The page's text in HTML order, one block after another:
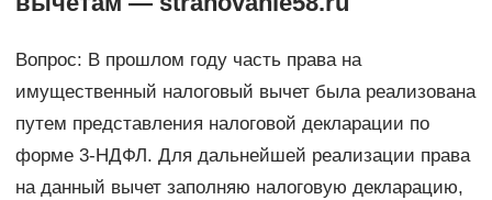
Вопрос: В прошлом году часть права на
имущественный налоговый вычет была реализована
путем представления налоговой декларации по
форме 3-НДФЛ. Для дальнейшей реализации права
на данный вычет заполняю налоговую декларацию,